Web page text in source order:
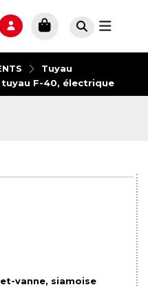
Tuyau
tuyau F-40, électrique
vanne, siamoise